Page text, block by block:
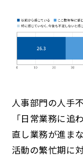
人事部門の人手
「日常業務に追
直し業務が進ま
活動の繁忙期に